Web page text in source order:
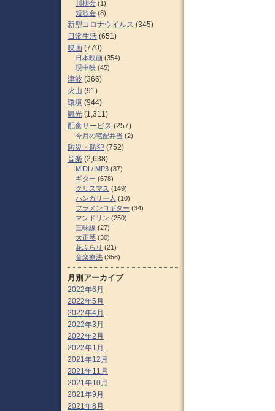
川柳会 (1)
短歌会 (8)
新型コロナウイルス (345)
日常生活 (651)
映画 (770)
日本映画 (354)
現中映 (45)
津波 (366)
火山 (91)
環境 (944)
観光 (1,311)
配食サービス (257)
今月の宅配弁当 (2)
防災・防犯 (752)
音楽 (2,638)
MIDI / MP3 (87)
ギター (678)
クリスマス (149)
ハンガリー人 (10)
フラメンコギター (34)
マンドリン (250)
三味線 (27)
大正琴 (30)
花ふらり (21)
音楽療法 (356)
月別アーカイブ
2022年6月
2022年5月
2022年4月
2022年3月
2022年2月
2022年1月
2021年12月
2021年11月
2021年10月
2021年9月
2021年8月